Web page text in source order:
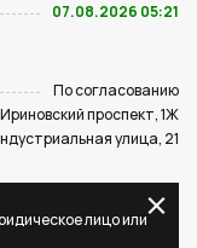
07.08.2026 05:21
По согласованию
Ириновский проспект, 1Ж
улица, 21
лицо или